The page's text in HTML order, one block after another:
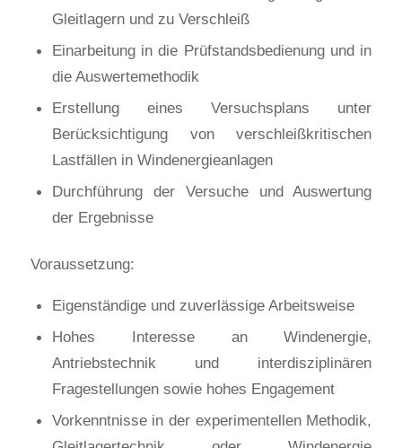
Gleitlagern und zu Verschleiß
Einarbeitung in die Prüfstandsbedienung und in
die Auswertemethodik
Erstellung eines Versuchsplans unter
Berücksichtigung von verschleißkritischen
Lastfällen in Windenergieanlagen
Durchführung der Versuche und Auswertung
der Ergebnisse
Voraussetzung:
Eigenständige und zuverlässige Arbeitsweise
Hohes Interesse an Windenergie,
Antriebstechnik und interdisziplinären
Fragestellungen sowie hohes Engagement
Vorkenntnisse in der experimentellen Methodik,